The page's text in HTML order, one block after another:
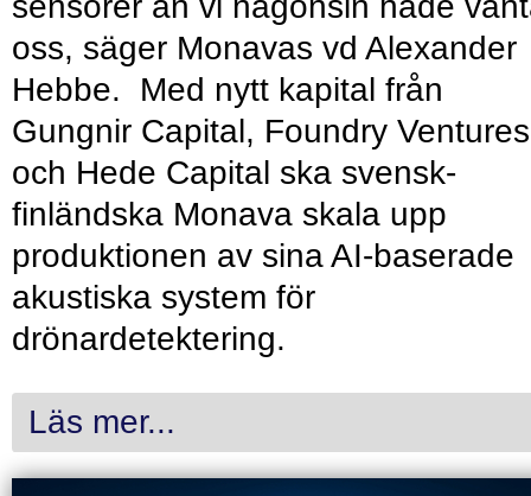
oss, säger Monavas vd Alexander
Hebbe. Med nytt kapital från
Gungnir Capital, Foundry Ventures
och Hede Capital ska svensk-
finländska Monava skala upp
produktionen av sina AI-baserade
akustiska system för
drönardetektering.
Läs mer...